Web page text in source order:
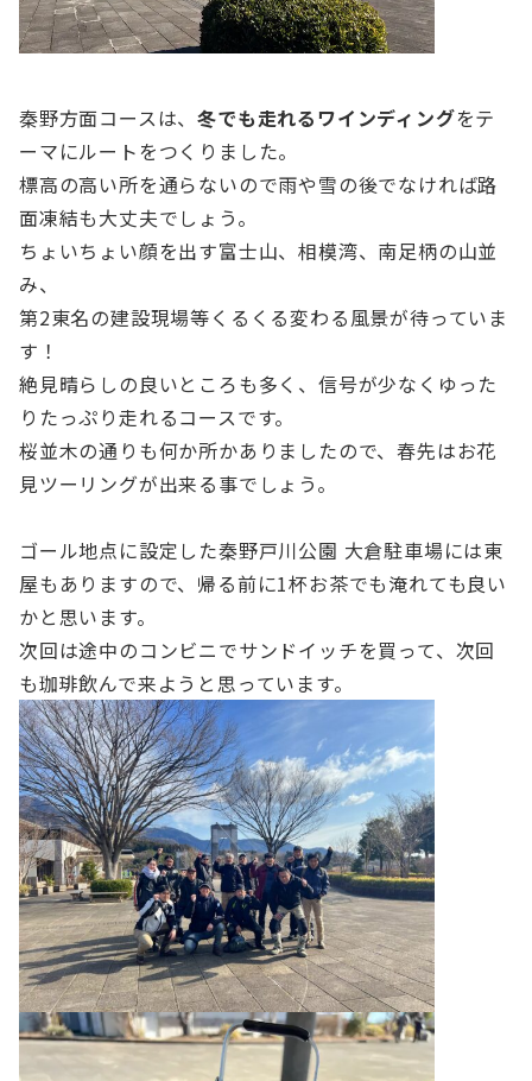
秦野方面コースは、冬でも走れるワインディングをテ
ーマにルートをつくりました。
標高の高い所を通らないので雨や雪の後でなければ路
面凍結も大丈夫でしょう。
ちょいちょい顔を出す富士山、相模湾、南足柄の山並
み、
第2東名の建設現場等くるくる変わる風景が待っていま
す！
絶見晴らしの良いところも多く、信号が少なくゆった
りたっぷり走れるコースです。
桜並木の通りも何か所かありましたので、春先はお花
見ツーリングが出来る事でしょう。
ゴール地点に設定した秦野戸川公園 大倉駐車場には東
屋もありますので、帰る前に1杯お茶でも淹れても良い
かと思います。
次回は途中のコンビニでサンドイッチを買って、次回
も珈琲飲んで来ようと思っています。